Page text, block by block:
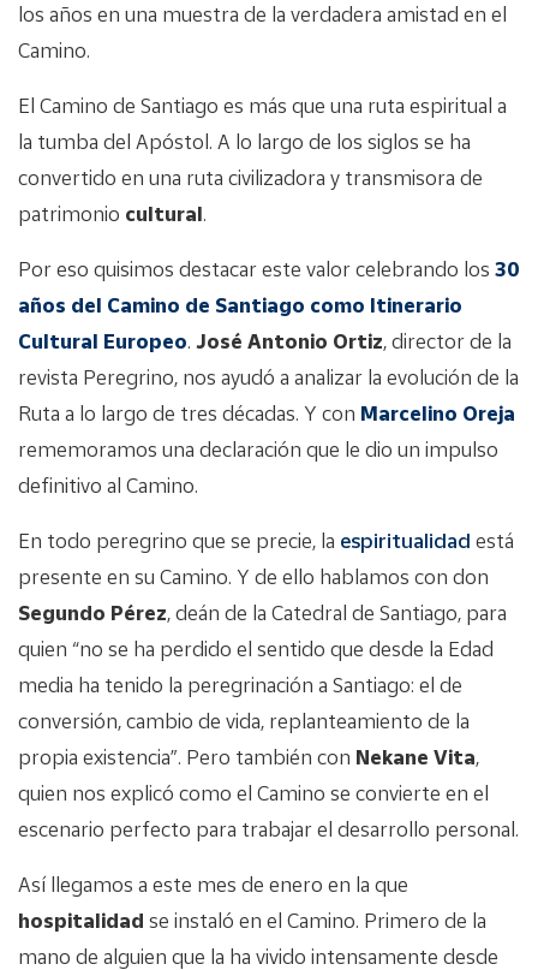
los años en una muestra de la verdadera amistad en el
Camino.
El Camino de Santiago es más que una ruta espiritual a
la tumba del Apóstol. A lo largo de los siglos se ha
convertido en una ruta civilizadora y transmisora de
patrimonio cultural.
Por eso quisimos destacar este valor celebrando los 30
años del Camino de Santiago como Itinerario
Cultural Europeo. José Antonio Ortiz, director de la
revista Peregrino, nos ayudó a analizar la evolución de la
Ruta a lo largo de tres décadas. Y con Marcelino Oreja
rememoramos una declaración que le dio un impulso
definitivo al Camino.
En todo peregrino que se precie, la espiritualidad está
presente en su Camino. Y de ello hablamos con don
Segundo Pérez, deán de la Catedral de Santiago, para
quien “no se ha perdido el sentido que desde la Edad
media ha tenido la peregrinación a Santiago: el de
conversión, cambio de vida, replanteamiento de la
propia existencia”. Pero también con Nekane Vita,
quien nos explicó como el Camino se convierte en el
escenario perfecto para trabajar el desarrollo personal.
Así llegamos a este mes de enero en la que
hospitalidad se instaló en el Camino. Primero de la
mano de alguien que la ha vivido intensamente desde